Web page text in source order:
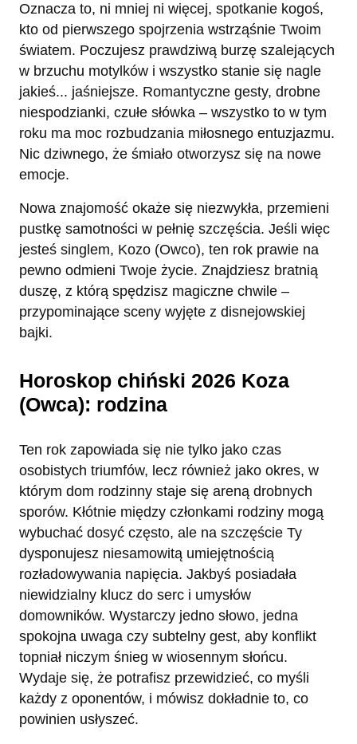
Oznacza to, ni mniej ni więcej, spotkanie kogoś,
kto od pierwszego spojrzenia wstrząśnie Twoim
światem. Poczujesz prawdziwą burzę szalejących
w brzuchu motylków i wszystko stanie się nagle
jakieś... jaśniejsze. Romantyczne gesty, drobne
niespodzianki, czułe słówka – wszystko to w tym
roku ma moc rozbudzania miłosnego entuzjazmu.
Nic dziwnego, że śmiało otworzysz się na nowe
emocje.
Nowa znajomość okaże się niezwykła, przemieni
pustkę samotności w pełnię szczęścia. Jeśli więc
jesteś singlem, Kozo (Owco), ten rok prawie na
pewno odmieni Twoje życie. Znajdziesz bratnią
duszę, z którą spędzisz magiczne chwile –
przypominające sceny wyjęte z disnejowskiej
bajki.
Horoskop chiński 2026 Koza
(Owca): rodzina
Ten rok zapowiada się nie tylko jako czas
osobistych triumfów, lecz również jako okres, w
którym dom rodzinny staje się areną drobnych
sporów. Kłótnie między członkami rodziny mogą
wybuchać dosyć często, ale na szczęście Ty
dysponujesz niesamowitą umiejętnością
rozładowywania napięcia. Jakbyś posiadała
niewidzialny klucz do serc i umysłów
domowników. Wystarczy jedno słowo, jedna
spokojna uwaga czy subtelny gest, aby konflikt
topniał niczym śnieg w wiosennym słońcu.
Wydaje się, że potrafisz przewidzieć, co myśli
każdy z oponentów, i mówisz dokładnie to, co
powinien usłyszeć.